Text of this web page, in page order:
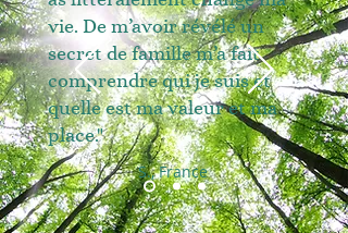
vie. De m’avoir révélé un
secret de famille m’a fait
comprendre qui je suis et
quelle est ma valeur et ma
place."
S., France